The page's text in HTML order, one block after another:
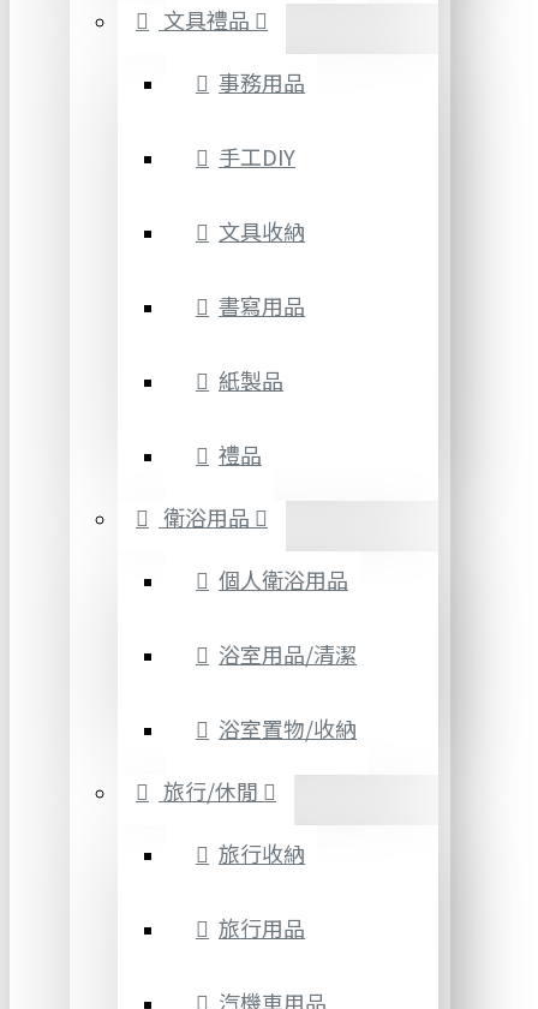
文具禮品
事務用品
手工DIY
文具收納
書寫用品
紙製品
禮品
衛浴用品
個人衛浴用品
浴室用品/清潔
浴室置物/收納
旅行/休閒
旅行收納
旅行用品
汽機車用品